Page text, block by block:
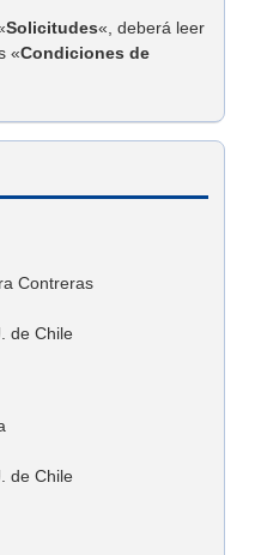
Solicitudes«, deberá leer
«Condiciones de
Contreras
de Chile
de Chile